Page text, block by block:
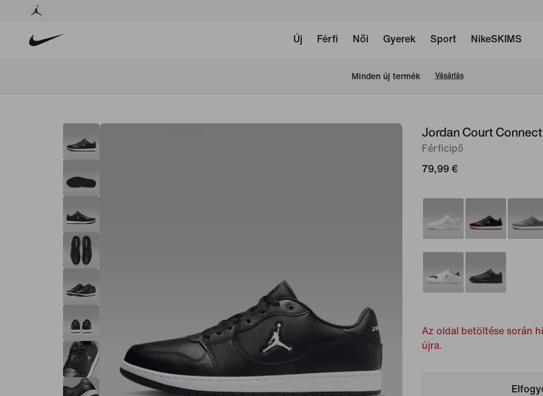
Új Férfi Női Gyerek Sport NikeSKIMS
Minden új termék Vásárlás
Jordan Court
Férficipő
79,99 €
Az oldal betöltése során
újra.